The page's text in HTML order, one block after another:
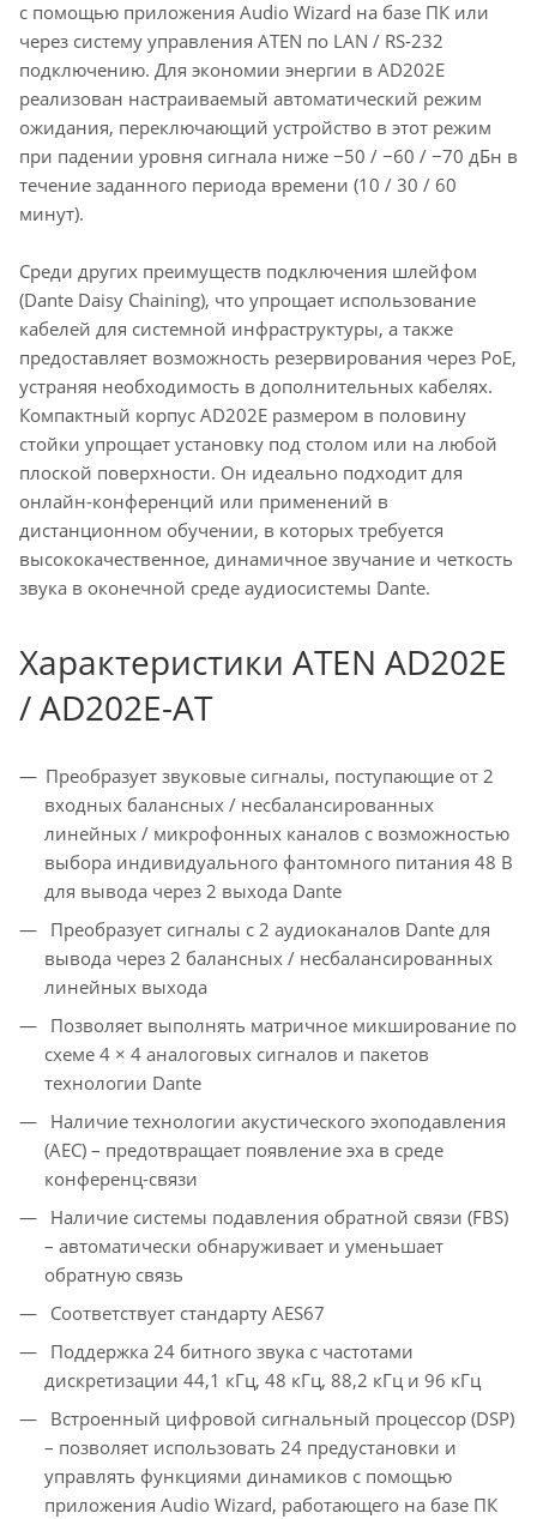
с помощью приложения Audio Wizard на базе ПК или
через систему управления ATEN по LAN / RS-232
подключению. Для экономии энергии в AD202E
реализован настраиваемый автоматический режим
ожидания, переключающий устройство в этот режим
при падении уровня сигнала ниже −50 / −60 / −70 дБн в
течение заданного периода времени (10 / 30 / 60
минут).
Среди других преимуществ подключения шлейфом
(Dante Daisy Chaining), что упрощает использование
кабелей для системной инфраструктуры, а также
предоставляет возможность резервирования через PoE,
устраняя необходимость в дополнительных кабелях.
Компактный корпус AD202E размером в половину
стойки упрощает установку под столом или на любой
плоской поверхности. Он идеально подходит для
онлайн-конференций или применений в
дистанционном обучении, в которых требуется
высококачественное, динамичное звучание и четкость
звука в оконечной среде аудиосистемы Dante.
Характеристики ATEN AD202E
/ AD202E-AT
Преобразует звуковые сигналы, поступающие от 2
входных балансных / несбалансированных
линейных / микрофонных каналов с возможностью
выбора индивидуального фантомного питания 48 В
для вывода через 2 выхода Dante
Преобразует сигналы с 2 аудиоканалов Dante для
вывода через 2 балансных / несбалансированных
линейных выхода
Позволяет выполнять матричное микширование по
схеме 4 × 4 аналоговых сигналов и пакетов
технологии Dante
Наличие технологии акустического эхоподавления
(AEC) – предотвращает появление эха в среде
конференц-связи
Наличие системы подавления обратной связи (FBS)
– автоматически обнаруживает и уменьшает
обратную связь
Соответствует стандарту AES67
Поддержка 24 битного звука с частотами
дискретизации 44,1 кГц, 48 кГц, 88,2 кГц и 96 кГц
Встроенный цифровой сигнальный процессор (DSP)
– позволяет использовать 24 предустановки и
управлять функциями динамиков с помощью
приложения Audio Wizard, работающего на базе ПК